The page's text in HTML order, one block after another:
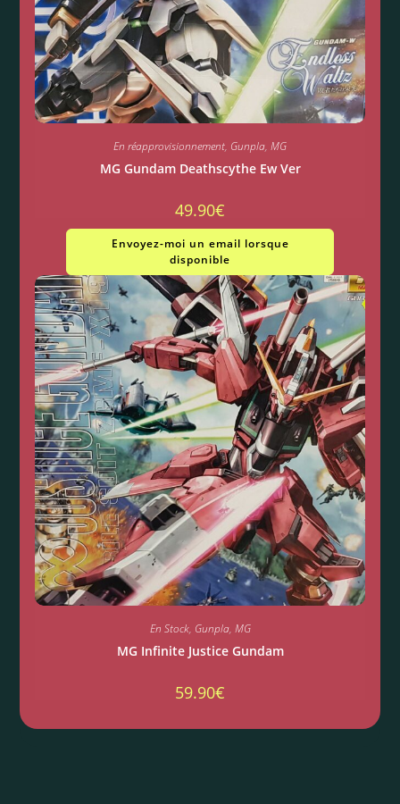
En réapprovisionnement, Gunpla, MG
MG Gundam Deathscythe Ew Ver
49.90€
Envoyez-moi un email lorsque
disponible
En Stock, Gunpla, MG
MG Infinite Justice Gundam
59.90€